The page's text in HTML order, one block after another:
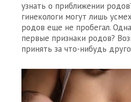
узнать о приближении
гинекологи могут лишь
родов еще не пробегал.
первые признаки родов?
принять за что-нибудь